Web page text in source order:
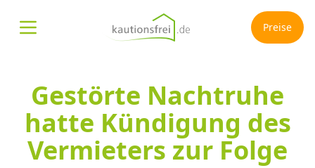
Menü öffnen Preise
Gestörte Nachtruhe
hatte Kündigung des
Vermieters zur Folge